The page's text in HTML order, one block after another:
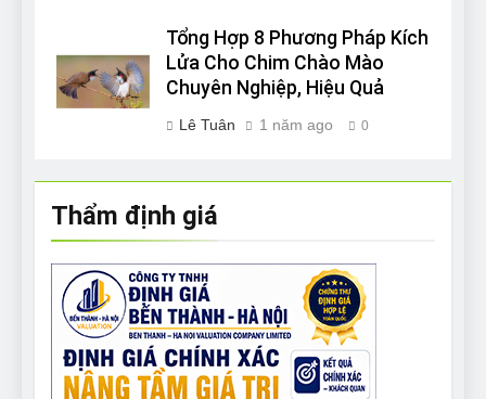
Tổng Hợp 8 Phương Pháp Kích
Lửa Cho Chim Chào Mào
Chuyên Nghiệp, Hiệu Quả
Lê Tuân 1 năm ago 0
Thẩm định giá